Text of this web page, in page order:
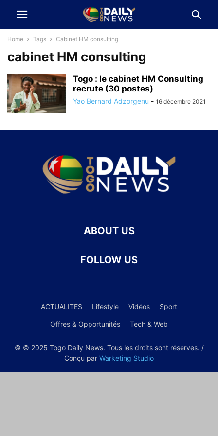
Home Tags Cabinet HM consulting
cabinet HM consulting
Togo : le cabinet HM Consulting
recrute (30 postes)
Yao Bernard Adzorgenu - 16 décembre 2021
ABOUT US
FOLLOW US
ACTUALITES Lifestyle Vidéos Sport
Offres & Opportunités Tech & Web
© © 2025 Togo Daily News. Tous les droits sont réserves. /
Conçu par Warketing Studio